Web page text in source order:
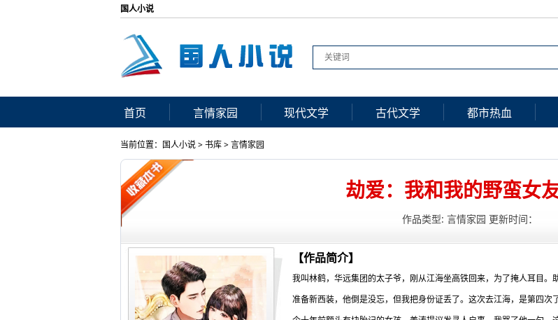
国人小说
首页 言情家园 现代文学 古代文学 都市热血
当前位置： 国人小说>书库>言情家园
劫爱：我和我的野蛮女
作品类型: 言情家园 更新时间：
【作品简介】
我叫林鹤，华远集团的太子爷，刚从江海坐高铁回来，为了掩人耳目。
准备新西装，他倒是没忘，但我把身份证丢了。这次去江海，是第四